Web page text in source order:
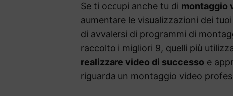
Se ti occupi anche tu di montaggio
aumentare le visualizzazioni dei
di avvalersi di programmi di
raccolto i migliori 9, quelli più
realizzare video di successo e
riguarda un montaggio video